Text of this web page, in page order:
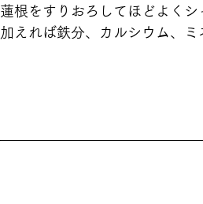
蓮根をすりおろしてほどよく
加えれば鉄分、カルシウム、ミ